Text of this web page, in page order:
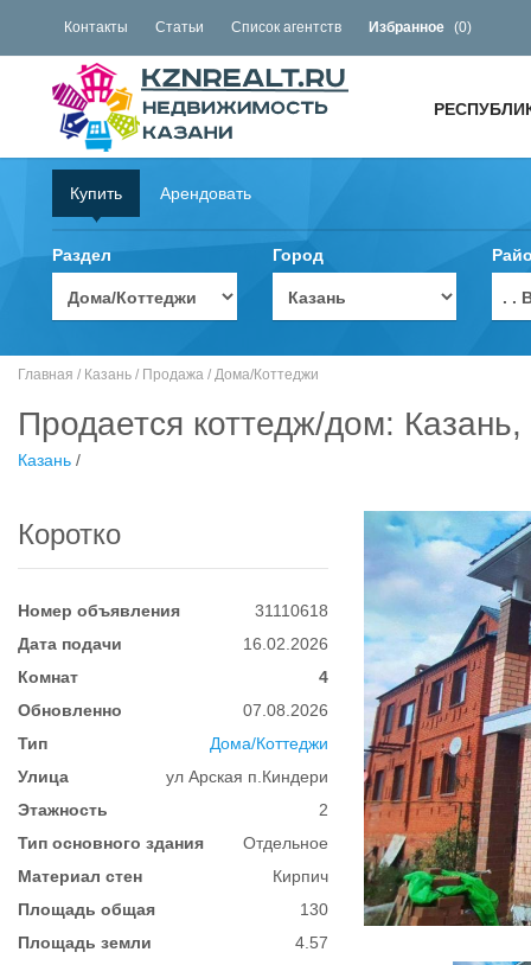
Контакты Статьи Список агентств Избранное (0)
Купить Арендовать
Раздел Город
. .
Главная / Казань / Продажа / Дома/Коттеджи
Продается коттедж/дом:
Казань /
Коротко
Номер объявления
31110618
Дата подачи
16.02.2026
Комнат
4
Обновленно
07.08.2026
Тип
Дома/Коттеджи
Улица
ул Арская п.Киндери
Этажность
2
Тип основного здания
Отдельное
Материал стен
Кирпич
Площадь общая
130
Площадь земли
4.57